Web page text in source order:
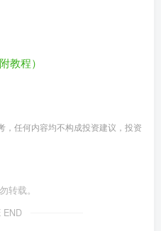
教程）
，任何内容均不构成投资建议，投资
转载。
END